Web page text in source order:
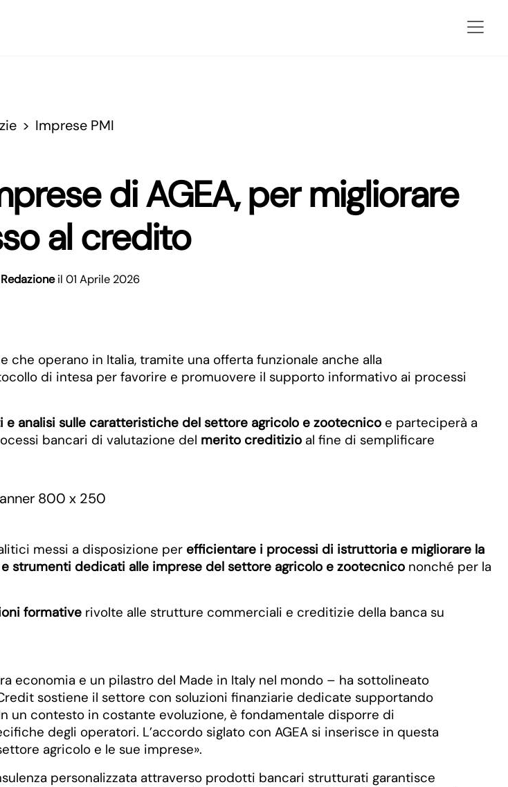
Imprese PMI
di AGEA, per migliorare
al credito
Redazione il 01 Aprile 2026
operano in Italia, tramite una offerta funzionale anche alla
di intesa per favorire e promuovere il supporto informativo ai processi
analisi sulle caratteristiche del settore agricolo e zootecnico e parteciperà a
bancari di valutazione del merito creditizio al fine di semplificare
messi a disposizione per efficientare i processi di istruttoria e migliorare la
strumenti dedicati alle imprese del settore agricolo e zootecnico nonché per la
formative rivolte alle strutture commerciali e creditizie della banca su
economia e un pilastro del Made in Italy nel mondo – ha sottolineato
sostiene il settore con soluzioni finanziarie dedicate supportando
un contesto in costante evoluzione, è fondamentale disporre di
degli operatori. L’accordo siglato con AGEA si inserisce in questa
agricolo e le sue imprese».
personalizzata attraverso prodotti bancari strutturati garantisce